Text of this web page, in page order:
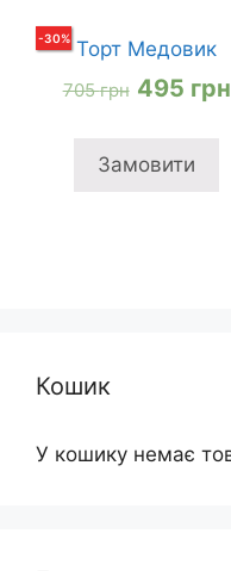
-30% Торт Медовик
705грн
705 грн
495 грн
Замовити
Кошик
У кошику немає